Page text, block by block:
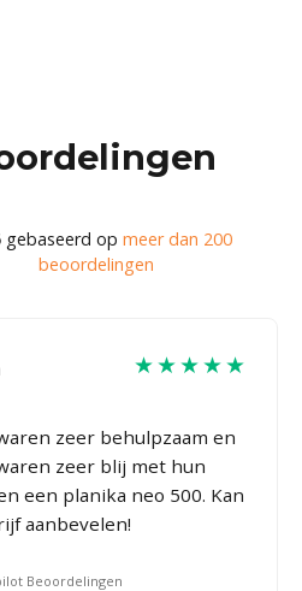
gebaseerd op meer dan 200
beoordelingen
★★★★★
zeer behulpzaam en
zeer blij met hun
een planika neo 500. Kan
aanbevelen!
Beoordelingen